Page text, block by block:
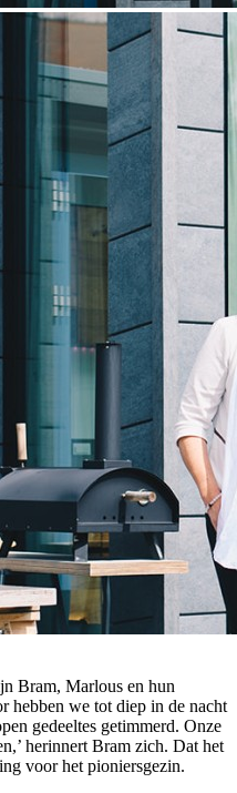
Bram, Marlous en hun
hebben we tot diep in de nacht
gedeeltes getimmerd. Onze
herinnert Bram zich. Dat het
voor het pioniersgezin.